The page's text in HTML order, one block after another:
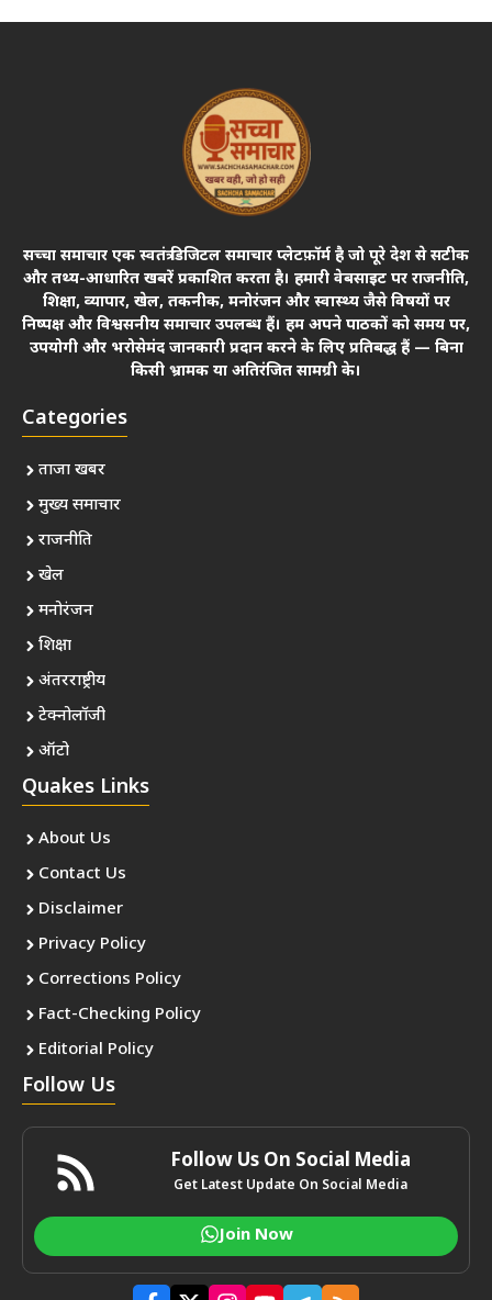
सच्चा समाचार एक स्वतंत्र डिजिटल समाचार प्लेटफ़ॉर्म है जो पूरे देश से सटीक
और तथ्य-आधारित खबरें प्रकाशित करता है। हमारी वेबसाइट पर राजनीति,
शिक्षा, व्यापार, खेल, तकनीक, मनोरंजन और स्वास्थ्य जैसे विषयों पर
निष्पक्ष और विश्वसनीय समाचार उपलब्ध हैं। हम अपने पाठकों को समय पर,
उपयोगी और भरोसेमंद जानकारी प्रदान करने के लिए प्रतिबद्ध हैं — बिना
किसी भ्रामक या अतिरंजित सामग्री के।
Categories
ताजा खबर
मुख्य समाचार
राजनीति
खेल
मनोरंजन
शिक्षा
अंतरराष्ट्रीय
टेक्नोलॉजी
ऑटो
Quakes Links
About Us
Contact Us
Disclaimer
Privacy Policy
Corrections Policy
Fact-Checking Policy
Editorial Policy
Follow Us
Follow Us On Social Media
Get Latest Update On Social Media
Join Now